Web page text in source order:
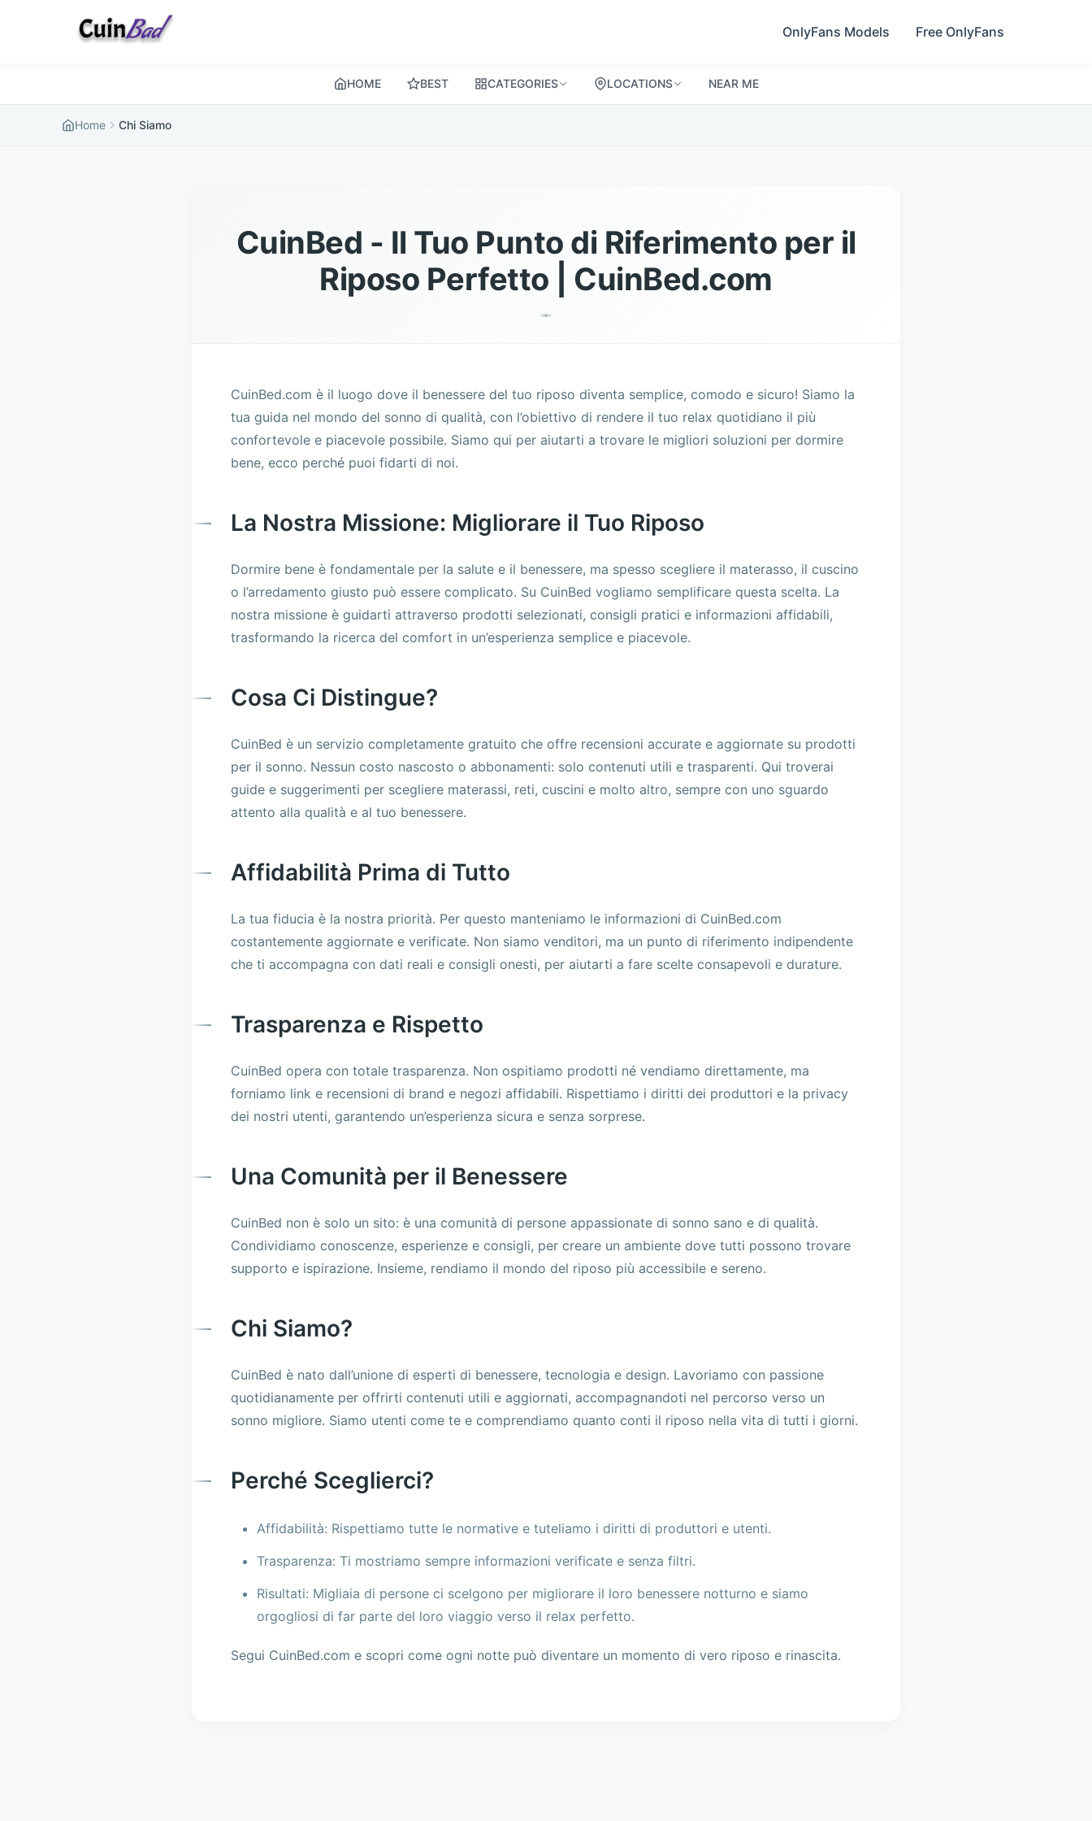
OnlyFans Models Free OnlyFans
HOME BEST CATEGORIES LOCATIONS NEAR ME
Home Chi Siamo
CuinBed - Il Tuo Punto di Riferimento per il
Riposo Perfetto | CuinBed.com
CuinBed.com è il luogo dove il benessere del tuo riposo diventa semplice, comodo e sicuro! Siamo la
tua guida nel mondo del sonno di qualità, con l’obiettivo di rendere il tuo relax quotidiano il più
confortevole e piacevole possibile. Siamo qui per aiutarti a trovare le migliori soluzioni per dormire
bene, ecco perché puoi fidarti di noi.
La Nostra Missione: Migliorare il Tuo Riposo
Dormire bene è fondamentale per la salute e il benessere, ma spesso scegliere il materasso, il cuscino
o l’arredamento giusto può essere complicato. Su CuinBed vogliamo semplificare questa scelta. La
nostra missione è guidarti attraverso prodotti selezionati, consigli pratici e informazioni affidabili,
trasformando la ricerca del comfort in un’esperienza semplice e piacevole.
Cosa Ci Distingue?
CuinBed è un servizio completamente gratuito che offre recensioni accurate e aggiornate su prodotti
per il sonno. Nessun costo nascosto o abbonamenti: solo contenuti utili e trasparenti. Qui troverai
guide e suggerimenti per scegliere materassi, reti, cuscini e molto altro, sempre con uno sguardo
attento alla qualità e al tuo benessere.
Affidabilità Prima di Tutto
La tua fiducia è la nostra priorità. Per questo manteniamo le informazioni di CuinBed.com
costantemente aggiornate e verificate. Non siamo venditori, ma un punto di riferimento indipendente
che ti accompagna con dati reali e consigli onesti, per aiutarti a fare scelte consapevoli e durature.
Trasparenza e Rispetto
CuinBed opera con totale trasparenza. Non ospitiamo prodotti né vendiamo direttamente, ma
forniamo link e recensioni di brand e negozi affidabili. Rispettiamo i diritti dei produttori e la privacy
dei nostri utenti, garantendo un’esperienza sicura e senza sorprese.
Una Comunità per il Benessere
CuinBed non è solo un sito: è una comunità di persone appassionate di sonno sano e di qualità.
Condividiamo conoscenze, esperienze e consigli, per creare un ambiente dove tutti possono trovare
supporto e ispirazione. Insieme, rendiamo il mondo del riposo più accessibile e sereno.
Chi Siamo?
CuinBed è nato dall’unione di esperti di benessere, tecnologia e design. Lavoriamo con passione
quotidianamente per offrirti contenuti utili e aggiornati, accompagnandoti nel percorso verso un
sonno migliore. Siamo utenti come te e comprendiamo quanto conti il riposo nella vita di tutti i giorni.
Perché Sceglierci?
Affidabilità: Rispettiamo tutte le normative e tuteliamo i diritti di produttori e utenti.
Trasparenza: Ti mostriamo sempre informazioni verificate e senza filtri.
Risultati: Migliaia di persone ci scelgono per migliorare il loro benessere notturno e siamo
orgogliosi di far parte del loro viaggio verso il relax perfetto.
Segui CuinBed.com e scopri come ogni notte può diventare un momento di vero riposo e rinascita.